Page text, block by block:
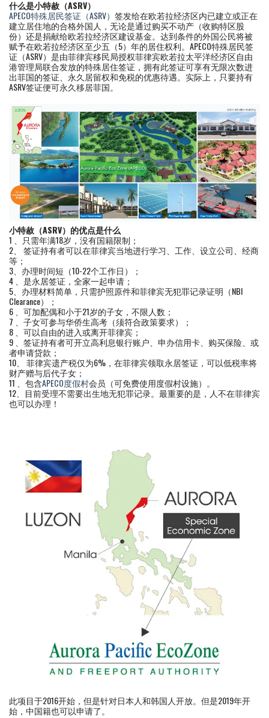
什么是小特赦（ASRV）
APECO特殊居民签证（ASRV） 签发给在欧若拉经济区内已建立或正在
建立居住地的合格外国人，无论是通过购买不动产（收购特区股
份）还是捐献给欧若拉经济区建设基金。达到条件的外国公民将被
赋予在欧若拉经济区至少五（5）年的居住权利。APECO特殊居民签
证（ASRV）是由菲律宾移民局授权菲律宾欧若拉太平洋经济区自由
港管理局联合发放的特殊居住签证，拥有此签证可享有无限次数进
出菲国的签证、永久居留权和免税的优惠待遇。实际上，只要持有
ASRV签证便可永久移居菲国。
小特赦（ASRV）的优点是什么
1 、只需年满18岁，没有国籍限制；
2、 签证持有者可以在菲律宾当地进行学习、工作、设立公司、经商
等；
3、办理时间短（10-22个工作日）；
4 、是永居签证，全家一起申请；
5、办理材料简单，只需护照原件和菲律宾无犯罪记录证明（NBI
Clearance）；
6 、可加配偶和小于21岁的子女，不限人数；
7 、子女可参与华侨生高考（须符合政策要求）；
8 、可以自由的进入或离开菲律宾；
9 、签证持有者可开立高利息银行账户、申办信用卡、购买保险、或
者申请贷款；
10、 菲律宾遗产税仅为6%，在菲律宾领取永居签证，可以低税率将
财产赠与后代子女；
11 、包含APECO度假村会员（可免费使用度假村设施）。
12、目前受理不需要出生地无犯罪记录。最重要的是，人不在菲律宾
也可以办理！
此项目于2016开始，但是针对日本人和韩国人开放。但是2019年开
始，中国籍也可以申请了。